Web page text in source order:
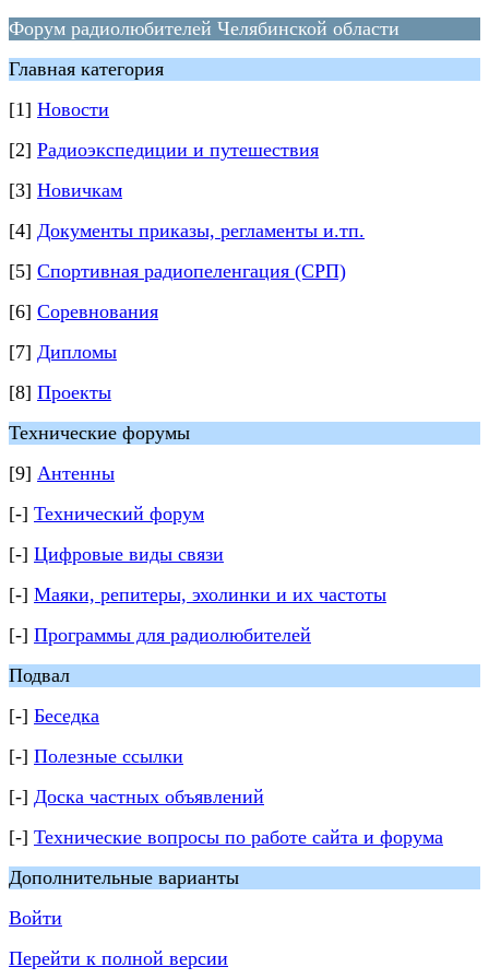
Форум радиолюбителей Челябинской области
Главная категория
[1] Новости
[2] Радиоэкспедиции и путешествия
[3] Новичкам
[4] Документы приказы, регламенты и.тп.
[5] Спортивная радиопеленгация (СРП)
[6] Соревнования
[7] Дипломы
[8] Проекты
Технические форумы
[9] Антенны
[-] Технический форум
[-] Цифровые виды связи
[-] Маяки, репитеры, эхолинки и их частоты
[-] Программы для радиолюбителей
Подвал
[-] Беседка
[-] Полезные ссылки
[-] Доска частных объявлений
[-] Технические вопросы по работе сайта и форума
Дополнительные варианты
Войти
Перейти к полной версии